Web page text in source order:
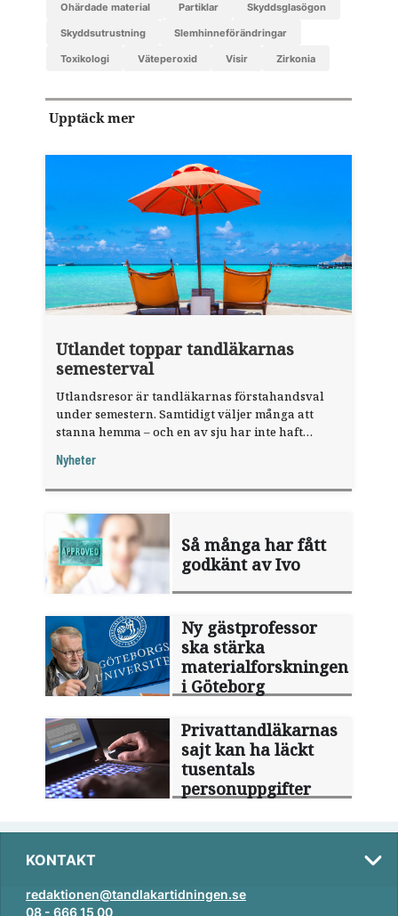
ohärdade material partiklar skyddsglasögon
skyddsutrustning slemhinneförändringar
toxikologi väteperoxid visir zirkonia
Upptäck mer
Utlandet toppar tandläkarnas
semesterval
Utlandsresor är tandläkarnas förstahandsval
under semestern. Samtidigt väljer många att
stanna hemma – och en av sju har inte haft
fråga".
Nyheter
Så många har fått
godkänt av Ivo
Ny gästprofessor
ska stärka
materialforskningen
i Göteborg
Privattandläkarnas
sajt kan ha läckt
tusentals
personuppgifter
KONTAKT
redaktionen@tandlakartidningen.se
08 - 666 15 00